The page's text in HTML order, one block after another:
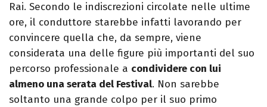
Rai. Secondo le indiscrezioni circolate nelle ultime
ore, il conduttore starebbe infatti lavorando per
convincere quella che, da sempre, viene
considerata una delle figure più importanti del suo
percorso professionale a condividere con lui
almeno una serata del Festival. Non sarebbe
soltanto una grande colpo per il suo primo